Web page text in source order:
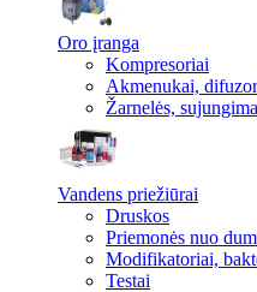
Oro įranga
Kompresoriai
Akmenukai,
Žarnelės,
Vandens priežiūrai
Druskos
Priemonės nuo
Modifikatoriai,
Testai